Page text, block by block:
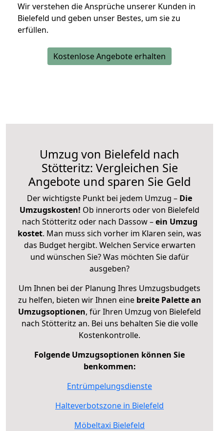
Wir verstehen die Ansprüche unserer Kunden in
Bielefeld und geben unser Bestes, um sie zu
erfüllen.
Kostenlose Angebote erhalten
Umzug von Bielefeld nach
Stötteritz: Vergleichen Sie
Angebote und sparen Sie Geld
Der wichtigste Punkt bei jedem Umzug – Die
Umzugskosten! Ob innerorts oder von Bielefeld
nach Stötteritz oder nach Dassow –ein Umzug
kostet. Man muss sich vorher im Klaren sein, was
das Budget hergibt. Welchen Service erwarten
und wünschen Sie? Was möchten Sie dafür
ausgeben?
Um Ihnen bei der Planung Ihres Umzugsbudgets
zu helfen, bieten wir Ihnen eine breite Palette an
Umzugsoptionen, für Ihren Umzug von Bielefeld
nach Stötteritz an. Bei uns behalten Sie die volle
Kostenkontrolle.
Folgende Umzugsoptionen können Sie
benkommen:
Entrümpelungsdienste
Halteverbotszone in Bielefeld
Möbeltaxi Bielefeld